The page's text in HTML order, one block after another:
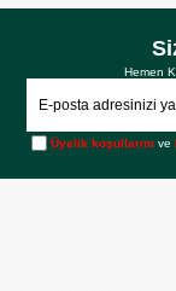
Hemen
Üyelik koşullarını ve